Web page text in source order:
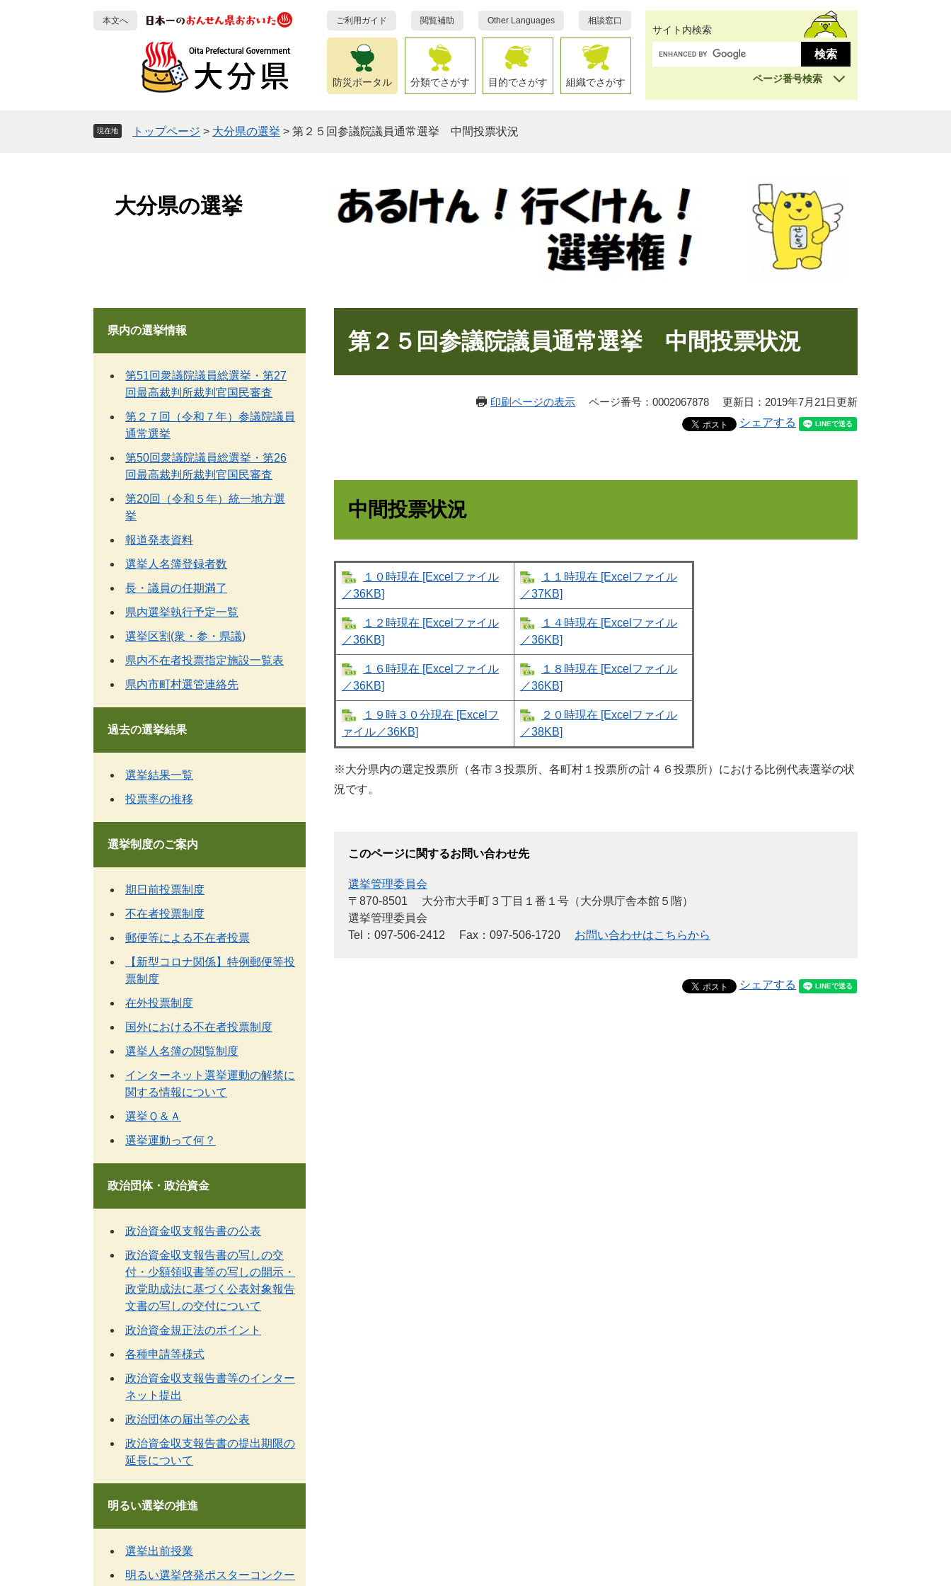
本文へ ご利用ガイド 閲覧補助 Other Languages 相談窓口
防災ポータル 分類でさがす 目的でさがす 組織でさがす
サイト内検索
ページ番号検索
現在地 トップページ > 大分県の選挙 > 第２５回参議院議員通常選挙 中間投票状況
大分県の選挙
第２５回参議院議員通常選挙 中間投票状況
印刷ページの表示 ページ番号：0002067878
更新日：2019年7月21日更新
シェアする
中間投票状況
１０時現在 [Excelファイル
／36KB]
１１時現在 [Excelファイル
／37KB]
１２時現在 [Excelファイル
／36KB]
１４時現在 [Excelファイル
／36KB]
１６時現在 [Excelファイル
／36KB]
１８時現在 [Excelファイル
／36KB]
１９時３０分現在 [Excelフ
ァイル／36KB]
２０時現在 [Excelファイル
／38KB]
※大分県内の選定投票所（各市３投票所、各町村１投票所の計４６投票所）における比例代表選挙の状
況です。
このページに関するお問い合わせ先
選挙管理委員会
〒870-8501
大分市大手町３丁目１番１号（大分県庁舎本館５階）
選挙管理委員会
Tel：097-506-2412
Fax：097-506-1720 お問い合わせはこちらから
シェアする
県内の選挙情報
第51回衆議院議員総選挙・第27
回最高裁判所裁判官国民審査
第２７回（令和７年）参議院議員
通常選挙
第50回衆議院議員総選挙・第26
回最高裁判所裁判官国民審査
第20回（令和５年）統一地方選
挙
報道発表資料
選挙人名簿登録者数
長・議員の任期満了
県内選挙執行予定一覧
選挙区割(衆・参・県議)
県内不在者投票指定施設一覧表
県内市町村選管連絡先
過去の選挙結果
選挙結果一覧
投票率の推移
選挙制度のご案内
期日前投票制度
不在者投票制度
郵便等による不在者投票
【新型コロナ関係】特例郵便等投
票制度
在外投票制度
国外における不在者投票制度
選挙人名簿の閲覧制度
インターネット選挙運動の解禁に
関する情報について
選挙Ｑ＆Ａ
選挙運動って何？
政治団体・政治資金
政治資金収支報告書の公表
政治資金収支報告書の写しの交
付・少額領収書等の写しの開示・
政党助成法に基づく公表対象報告
文書の写しの交付について
政治資金規正法のポイント
各種申請等様式
政治資金収支報告書等のインター
ネット提出
政治団体の届出等の公表
政治資金収支報告書の提出期限の
延長について
明るい選挙の推進
選挙出前授業
明るい選挙啓発ポスターコンクー